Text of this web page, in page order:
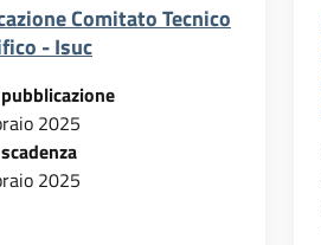
Comitato Tecnico
- Isuc
2025
2025